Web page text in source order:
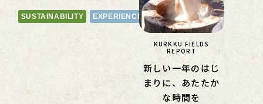
SUSTAINABILITY EXPERIENCE
KURKKU FIELDS
REPORT
新しい一年のはじ
まりに、あたたか
な時間を